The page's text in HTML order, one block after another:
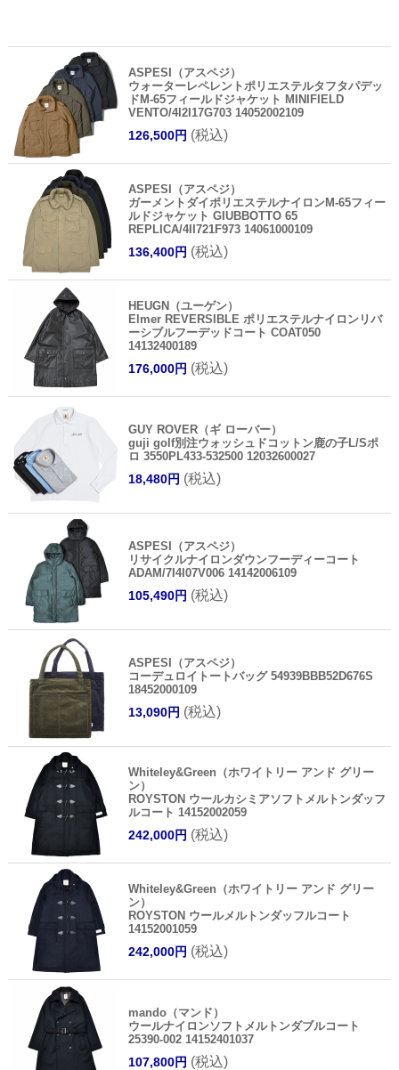
ASPESI（アスペジ）
ウォーターレペレントポリエステルタフタパデッ
ドM-65フィールドジャケット MINIFIELD
VENTO/4I2I17G703 14052002109
126,500円 (税込)
ASPESI（アスペジ）
ガーメントダイポリエステルナイロンM-65フィー
ルドジャケット GIUBBOTTO 65
REPLICA/4II721F973 14061000109
136,400円 (税込)
HEUGN（ユーゲン）
Elmer REVERSIBLE ポリエステルナイロンリバ
ーシブルフーデッドコート COAT050
14132400189
176,000円 (税込)
GUY ROVER（ギ ローバー）
guji golf別注ウォッシュドコットン鹿の子L/Sポ
ロ 3550PL433-532500 12032600027
18,480円 (税込)
ASPESI（アスペジ）
リサイクルナイロンダウンフーディーコート
ADAM/7I4I07V006 14142006109
105,490円 (税込)
ASPESI（アスペジ）
コーデュロイトートバッグ 54939BBB52D676S
18452000109
13,090円 (税込)
Whiteley&Green（ホワイトリー アンド グリー
ン）
ROYSTON ウールカシミアソフトメルトンダッフ
ルコート 14152002059
242,000円 (税込)
Whiteley&Green（ホワイトリー アンド グリー
ン）
ROYSTON ウールメルトンダッフルコート
14152001059
242,000円 (税込)
mando（マンド）
ウールナイロンソフトメルトンダブルコート
25390-002 14152401037
107,800円 (税込)